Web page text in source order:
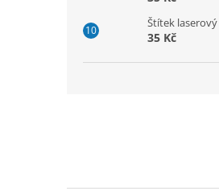
Štítek
35 Kč